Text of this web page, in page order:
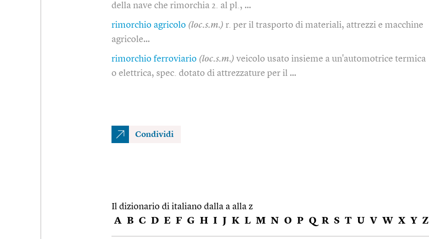
della nave che rimorchia 2. al pl., …
rimorchio agricolo (loc.s.m.) r. per il trasporto di materiali, attrezzi e macchine
agricole…
rimorchio ferroviario (loc.s.m.) veicolo usato insieme a un'automotrice termica
o elettrica, spec. dotato di attrezzature per il …
Condividi
Il dizionario di italiano dalla a alla z
A B C D E F G H I J K L M N O P Q R S T U V W X Y Z